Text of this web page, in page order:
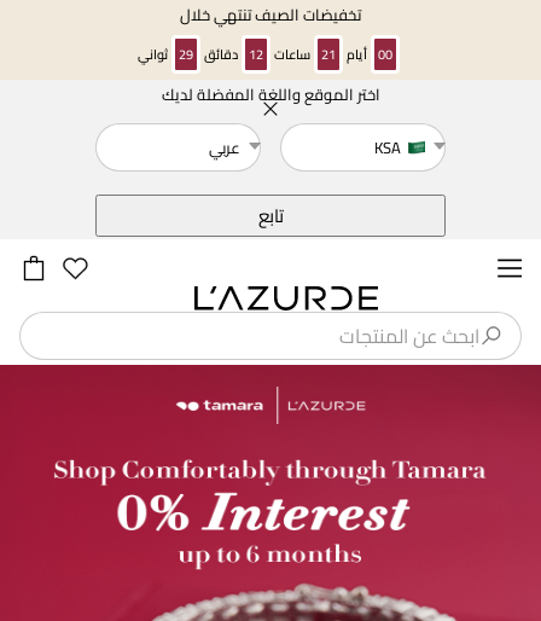
تخفيضات الصيف تنتهي خلال
00 أيام 21 ساعات 12 دقائق 28 ثواني
اختر الموقع واللغة المفضلة لديك
KSA
عربي
تابع